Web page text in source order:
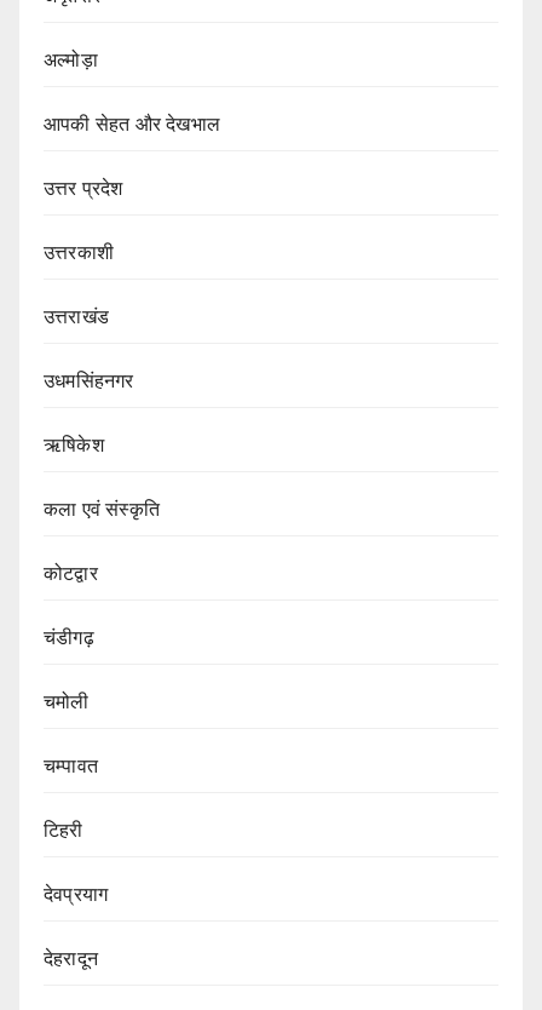
अल्मोड़ा
आपकी सेहत और देखभाल
उत्तर प्रदेश
उत्तरकाशी
उत्तराखंड
उधमसिंहनगर
ऋषिकेश
कला एवं संस्कृति
कोटद्वार
चंडीगढ़
चमोली
चम्पावत
टिहरी
देवप्रयाग
देहरादून